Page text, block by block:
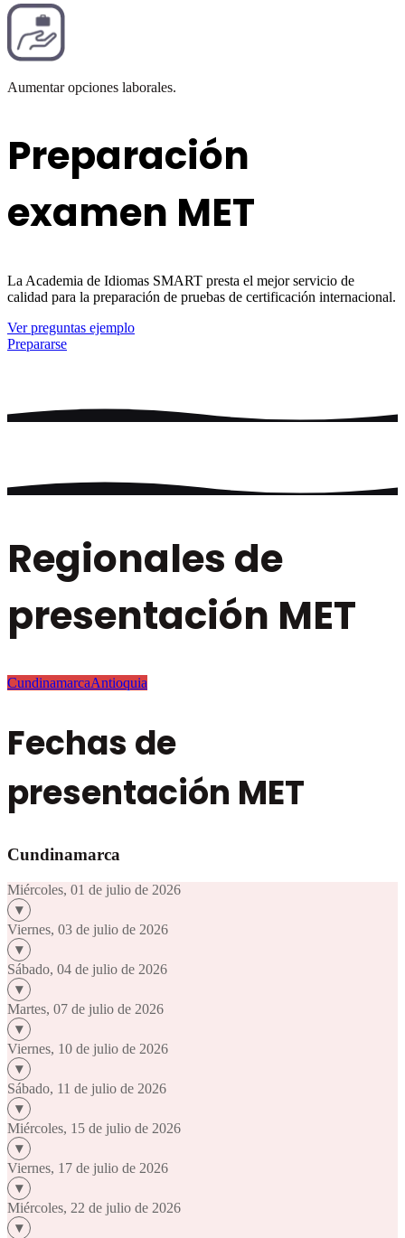
Aumentar opciones laborales.
Preparación
examen MET
La Academia de Idiomas SMART presta el mejor servicio de
calidad para la preparación de pruebas de certificación internacional.
Ver preguntas ejemplo
Prepararse
Regionales de
presentación MET
CundinamarcaAntioquia
Fechas de
presentación MET
Cundinamarca
Miércoles, 01 de julio de 2026
Viernes, 03 de julio de 2026
Sábado, 04 de julio de 2026
Martes, 07 de julio de 2026
Viernes, 10 de julio de 2026
Sábado, 11 de julio de 2026
Miércoles, 15 de julio de 2026
Viernes, 17 de julio de 2026
Miércoles, 22 de julio de 2026